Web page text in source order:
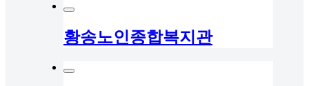
황송노인종합복지관